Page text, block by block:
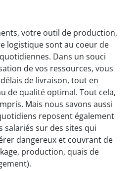
votre outil de production,
logistique sont au coeur de
Dans un souci
de vos ressources, vous
de livraison, tout en
de qualité optimal. Tout cela,
Mais nous savons aussi
reposent également
salariés sur des sites qui
dangereux et couvrant de
production, quais de